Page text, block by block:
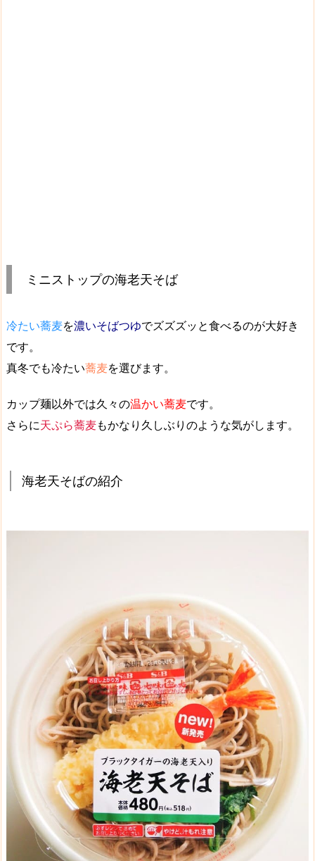
ミニストップの海老天そば
冷たい蕎麦を濃いそばつゆでズズズッと食べるのが大好き
です。
真冬でも冷たい蕎麦を選びます。
カップ麺以外では久々の温かい蕎麦です。
さらに天ぷら蕎麦もかなり久しぶりのような気がします。
海老天そばの紹介